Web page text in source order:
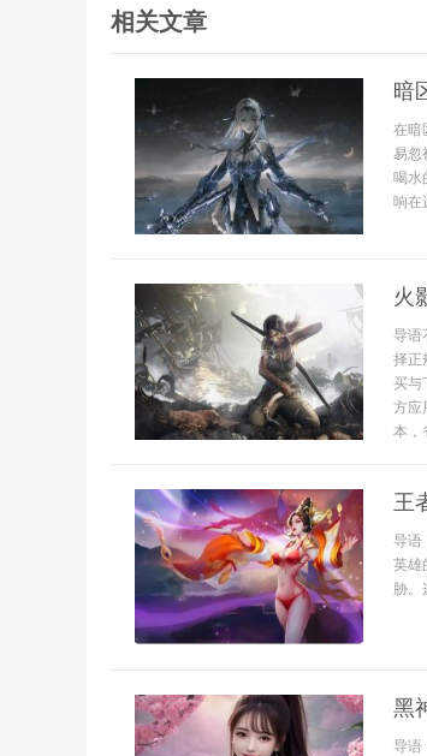
相关文章
暗
在暗
易忽
喝水
响在
火
导语
择正
买与
方应
本，
王
导语
英雄
胁
黑
导语